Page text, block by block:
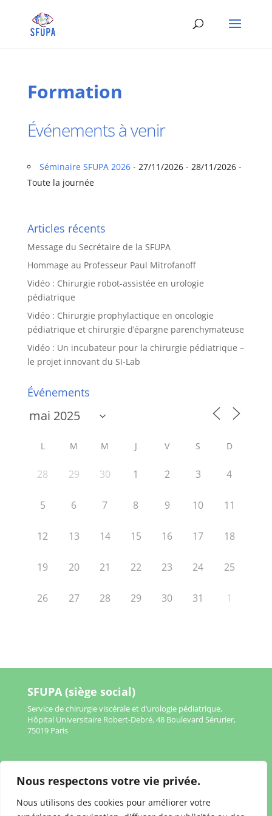
Nous respectons votre vie privée.
Nous utilisons des cookies pour améliorer votre
Formation
Événements à venir
Séminaire SFUPA 2026- 27/11/2026 - 28/11/2026 -
Toute la journée
Articles récents
Message du Secrétaire de la SFUPA
Hommage au Professeur Paul Mitrofanoff
Vidéo : Chirurgie robot-assistée en urologie
pédiatrique
Vidéo : Chirurgie prophylactique en oncologie
pédiatrique et chirurgie d’épargne parenchymateuse
Vidéo : Un incubateur pour la chirurgie pédiatrique –
le projet innovant du SI-Lab
Événements
L M M J V S D
28 29 30 1 2 3 4
5 6 7 8 9 10 11
12 13 14 15 16 17 18
19 20 21 22 23 24 25
26 27 28 29 30 31 1
SFUPA (siège social)
Service de chirurgie viscérale et d’urologie pédiatrique,
Hôpital Universitaire Robert-Debré, 48 Boulevard Sérurier,
75019 Paris
Politique de confidentialité